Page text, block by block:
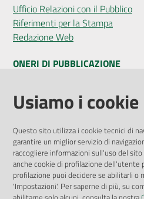
Ufficio Relazioni con il Pubblico
Riferimenti per la Stampa
Redazione Web
ONERI DI PUBBLICAZIONE
Amministrazione Trasparente
Pubblicità legale
Privacy Policy
Attuazione Misure PNRR
Liste di Attesa
ENTI, IMPRESE E PARTNER
Usiamo i cookie
Questo sito utilizza i cookie tecnici di
garantire un miglior servizio di
raccogliere informazioni sull'uso del
anche cookie di profilazione dell'utente
profilazione puoi decidere se abilitarli o
'Impostazioni'. Per saperne di più, su